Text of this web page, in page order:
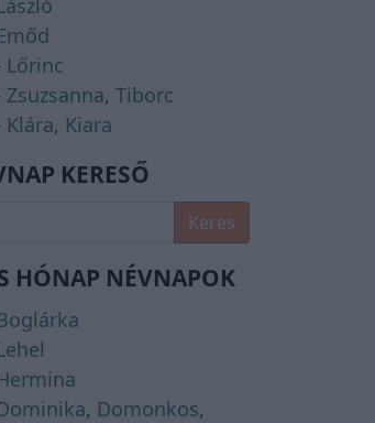
Lőrinc
Zsuzsanna, Tiborc
Klára, Kiara
KERESŐ
Keres
HÓNAP NÉVNAPOK
, Domonkos,